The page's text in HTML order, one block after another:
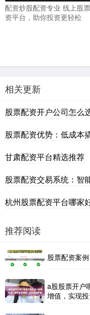
配资炒股配资专业 线上股
资平台，助你投资更轻松
相关更新
股票配资开户公司怎么
股票配资优势：低成本
甘肃配资平台精选推荐
股票配资交易系统：智
杭州股票配资平台哪家
推荐阅读
股票配资案
a股股票开户
增值，实现